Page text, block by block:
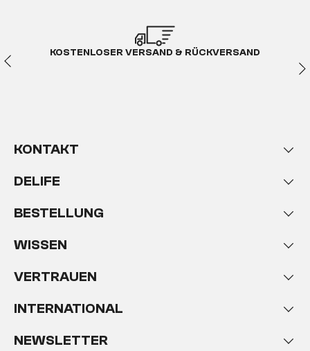
KOSTENLOSER VERSAND & RÜCKVERSAND
KONTAKT
DELIFE
BESTELLUNG
WISSEN
VERTRAUEN
INTERNATIONAL
NEWSLETTER